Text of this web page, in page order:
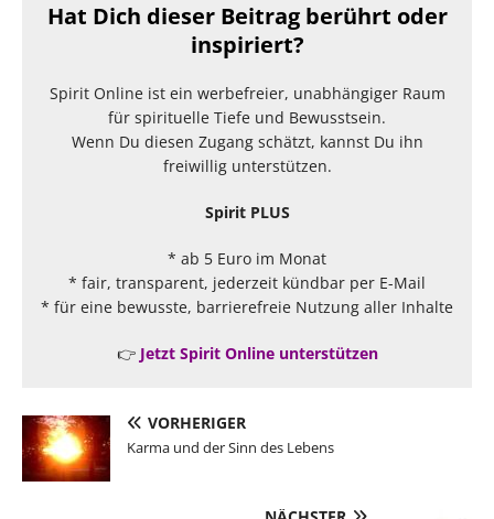
Hat Dich dieser Beitrag berührt oder
inspiriert?
Spirit Online ist ein werbefreier, unabhängiger Raum
für spirituelle Tiefe und Bewusstsein.
Wenn Du diesen Zugang schätzt, kannst Du ihn
freiwillig unterstützen.
Spirit PLUS
* ab 5 Euro im Monat
* fair, transparent, jederzeit kündbar per E-Mail
* für eine bewusste, barrierefreie Nutzung aller Inhalte
👉 Jetzt Spirit Online unterstützen
VORHERIGER
Karma und der Sinn des Lebens